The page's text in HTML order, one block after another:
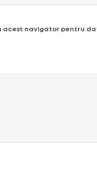
acest navigator pentru